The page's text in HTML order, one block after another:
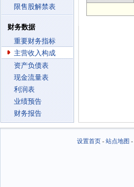
限售股解禁表
财务数据
重要财务指标
主营收入构成
资产负债表
现金流量表
利润表
业绩预告
财务报告
设置首页- 站点地图 -